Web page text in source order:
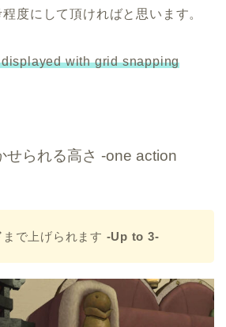
度にして頂ければと思います。
with grid snapping
せられる高さ -one action
まで上げられます -Up to 3-